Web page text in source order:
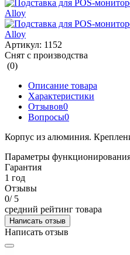
Артикул: 1152
Снят с производства
(0)
Описание товара
Характеристики
Отзывов0
Вопросы0
Корпус из алюминия.
Параметры
Гарантия
1 год
Отзывы
0/ 5
средний рейтинг товара
Написать отзыв
Написать отзыв